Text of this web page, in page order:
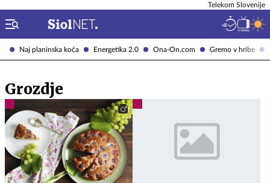
Naj planinska koča Energetika 2.0 Ona-On.com Gremo v hribe
Telekom Slovenije
Grozdje